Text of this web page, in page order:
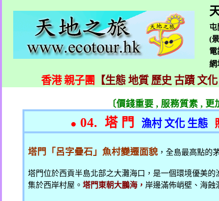
屯
(
電
香港 親子團 【生態 地質 歷史 古蹟 文
〔價錢重要, 服務質素, 更
● 04. 塔 門 漁村 文化 生態
塔門「呂字疊石」魚村變遷面貌 ，全島最高點的
塔門位於西貢半島北部之大灘海口，是一個環境優美
集於西岸村屋。塔門東朝大鵬海， 岸邊滿佈峭壁、海蝕